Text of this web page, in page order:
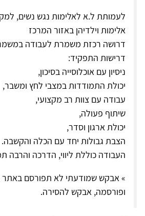
לעמותת ל.א לאלימות נגש נשים,
אלימות וילדיהן באזור המרכז
דרושה רכזת משמרת לעבודה
דרישות התפקיד:
ניסיון עם אוכלוסייה בסיכון,
יכולת התמודדות במצבי לחץ ומשבר,
עבודה עם צוות רב מקצועי,
שיתוף פעולה,
יכולת ארגון וסדר,
הצבת גבולות יחד עם הכלה והקשבה.
העבודה כוללת ליווי, הדרכה והרבה
» אבקש שמודעתי לא תפורסם
ופורסמה, אבקש להסירה.